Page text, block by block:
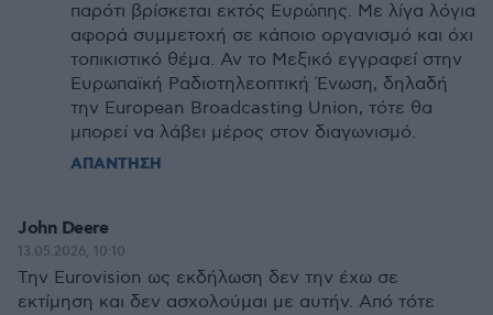
παρότι βρίσκεται εκτός Ευρώπης. Με λίγα λόγια
αφορά συμμετοχή σε κάποιο οργανισμό και όχι
τοπικιστικό θέμα. Αν το Μεξικό εγγραφεί στην
Ευρωπαϊκή Ραδιοτηλεοπτική Ένωση, δηλαδή
την European Broadcasting Union, τότε θα
μπορεί να λάβει μέρος στον διαγωνισμό.
ΑΠΑΝΤΗΣΗ
John Deere
13.05.2026, 10:10
Την Eurovision ως εκδήλωση δεν την έχω σε
εκτίμηση και δεν ασχολούμαι με αυτήν. Από τότε